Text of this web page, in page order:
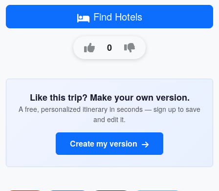
Find Hotels
0
Like this trip? Make your own version.
A free, personalized itinerary in seconds — sign up to save
and edit it.
Create my version